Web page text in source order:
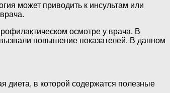
может приводить к инсультам или
осмотре у врача. В
повышение показателей. В данном
диета, в которой содержатся полезные